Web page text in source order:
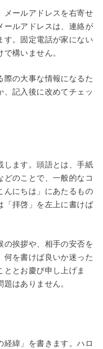
メールアドレスを右寄せ
ールアドレスは、連絡が
す。固定電話が家にない
構いません。
際の大事な情報になるた
、記入後に改めてチェッ
します。頭語とは、手紙
どのことで、一般的なコ
んにちは」にあたるもの
「拝啓」を左上に書けば
の挨拶や、相手の安否を
何を書けば良いか迷った
ととお慶び申し上げま
はありません。
経緯」を書きます。ハロ